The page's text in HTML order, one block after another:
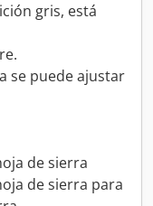
gris, está
se puede ajustar
de sierra
de sierra para